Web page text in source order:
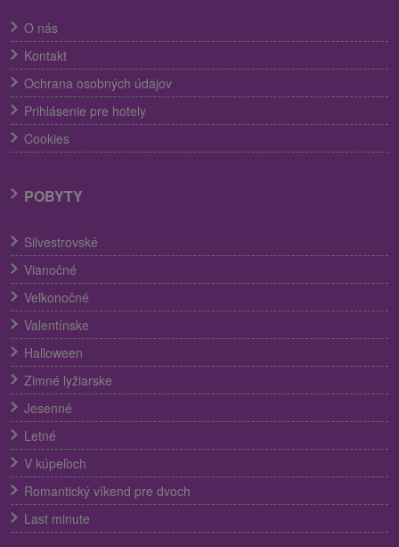
O nás
Kontakt
Ochrana osobných údajov
Prihlásenie pre hotely
Cookies
POBYTY
Silvestrovské
Vianočné
Veľkonočné
Valentínske
Halloween
Zimné lyžiarske
Jesenné
Letné
V kúpeľoch
Romantický víkend pre dvoch
Last minute